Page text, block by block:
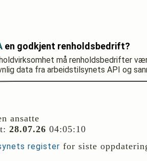
en godkjent renholdsbedrift?
må renholdsbedrifter
data fra arbeidstilsynets API og
ansatte
28.07.26 04:05:10
register for siste